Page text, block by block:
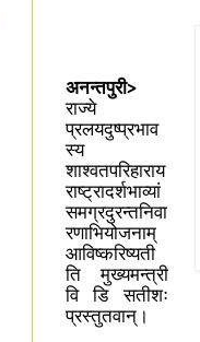
अनन्तपुरी>
राज्ये
प्रलयदुष्प्रभाव
स्य
शाश्वतपरिहाराय
राष्ट्रादर्शभाव्यां
समग्रदुरन्तनिवा
रणाभियोजनाम्
आविष्करिष्यती
ति मुख्यमन्त्री
वि डि सतीशः
प्रस्तुतवान्।